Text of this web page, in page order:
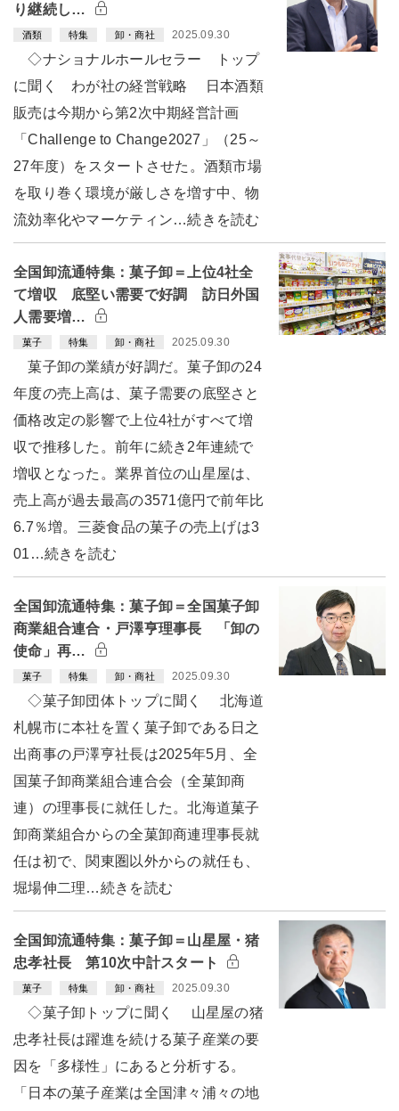
り継続し…
酒類 特集 卸・商社 2025.09.30
◇ナショナルホールセラー トップ
に聞く わが社の経営戦略 日本酒類
販売は今期から第2次中期経営計画
「Challenge to Change2027」（25～
27年度）をスタートさせた。酒類市場
を取り巻く環境が厳しさを増す中、物
流効率化やマーケティン…続きを読む
全国卸流通特集：菓子卸＝上位4社全
て増収 底堅い需要で好調 訪日外国
人需要増…
菓子 特集 卸・商社 2025.09.30
菓子卸の業績が好調だ。菓子卸の24
年度の売上高は、菓子需要の底堅さと
価格改定の影響で上位4社がすべて増
収で推移した。前年に続き2年連続で
増収となった。業界首位の山星屋は、
売上高が過去最高の3571億円で前年比
6.7％増。三菱食品の菓子の売上げは3
01…続きを読む
全国卸流通特集：菓子卸＝全国菓子卸
商業組合連合・戸澤亨理事長 「卸の
使命」再…
菓子 特集 卸・商社 2025.09.30
◇菓子卸団体トップに聞く 北海道
札幌市に本社を置く菓子卸である日之
出商事の戸澤亨社長は2025年5月、全
国菓子卸商業組合連合会（全菓卸商
連）の理事長に就任した。北海道菓子
卸商業組合からの全菓卸商連理事長就
任は初で、関東圏以外からの就任も、
堀場伸二理…続きを読む
全国卸流通特集：菓子卸＝山星屋・猪
忠孝社長 第10次中計スタート
菓子 特集 卸・商社 2025.09.30
◇菓子卸トップに聞く 山星屋の猪
忠孝社長は躍進を続ける菓子産業の要
因を「多様性」にあると分析する。
「日本の菓子産業は全国津々浦々の地